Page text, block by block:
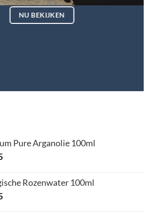
NU BEKIJKEN
Pure Arganolie 100ml
Rozenwater 100ml